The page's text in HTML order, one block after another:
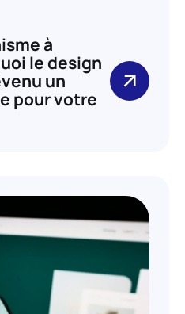
à
le design
un
pour votre